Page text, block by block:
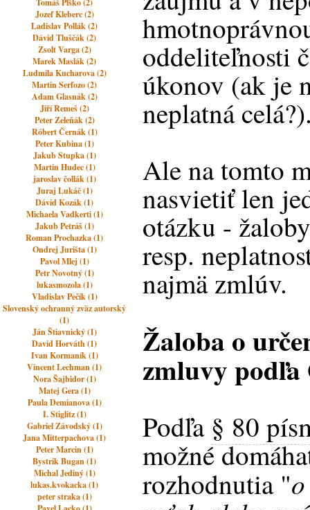
Tomáš Plško (2)
Jozef Kleberc (2)
Ladislav Pollák (2)
Dávid Tluščák (2)
Zsolt Varga (2)
Marek Maslák (2)
Ludmila Kucharova (2)
Martin Serfozo (2)
Adam Glasnák (2)
Jiří Remeš (2)
Peter Zeleňák (2)
Róbert Černák (1)
Peter Kubina (1)
Jakub Stupka (1)
Martin Hudec (1)
jaroslav čollák (1)
Juraj Lukáč (1)
Dávid Kozák (1)
Michaela Vadkerti (1)
Jakub Petráš (1)
Roman Prochazka (1)
Ondrej Jurišta (1)
Pavol Mlej (1)
Petr Novotný (1)
lukasmozola (1)
Vladislav Pečík (1)
Slovenský ochranný zväz autorský
(1)
Ján Štiavnický (1)
David Horváth (1)
Ivan Kormaník (1)
Vincent Lechman (1)
Nora Šajbidor (1)
Matej Gera (1)
Paula Demianova (1)
I. Stiglitz (1)
Gabriel Závodský (1)
Jana Mitterpachova (1)
Peter Marcin (1)
Bystrik Bugan (1)
Michal Jediný (1)
lukas.kvokacka (1)
peter straka (1)
oddeliteľnosti
úkonov (ak je
neplatná
Ale na tomto
nasvietiť len
otázku -
resp.
najmä zmlúv.
Žaloba o
zmluvy podľa
Podľa § 80
možné
rozhodnutia "